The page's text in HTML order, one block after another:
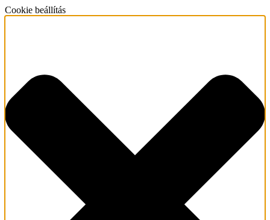
Cookie beállítás